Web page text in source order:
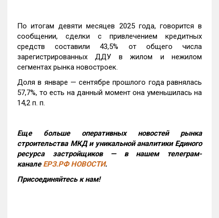
По итогам девяти месяцев 2025 года, говорится в
сообщении, сделки с привлечением кредитных
средств составили 43,5% от общего числа
зарегистрированных ДДУ в жилом и нежилом
сегментах рынка новостроек.
Доля в январе — сентябре прошлого года равнялась
57,7%, то есть на данный момент она уменьшилась на
14,2 п. п.
Еще больше оперативных новостей рынка
строительства МКД и уникальной аналитики Единого
ресурса застройщиков — в нашем телеграм-
канале ЕРЗ.РФ НОВОСТИ.
Присоединяйтесь к нам!